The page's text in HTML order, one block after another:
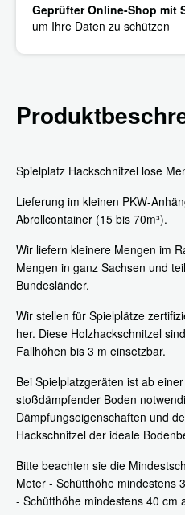
Geprüfter Online-Shop mit
um Ihre Daten zu schützen
Spielplatz Hackschnitzel lose
Lieferung im kleinen PKW-
Abrollcontainer (15 bis 70m³).
Wir liefern kleinere Mengen im
Mengen in ganz Sachsen und
Bundesländer.
Wir stellen für Spielplätze
her. Diese Holzhackschnitzel
Fallhöhen bis 3 m einsetzbar.
Bei Spielplatzgeräten ist ab
stoßdämpfender Boden
Dämpfungseigenschaften und
Hackschnitzel der ideale
Bitte beachten sie die
Meter - Schütthöhe mindestens
- Schütthöhe mindestens 40 cm